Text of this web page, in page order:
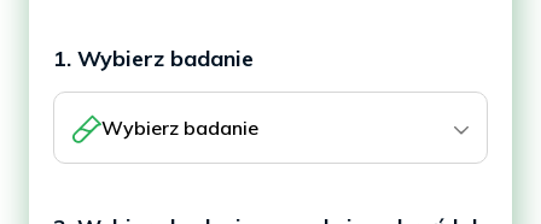
1. Wybierz badanie
Wybierz badanie